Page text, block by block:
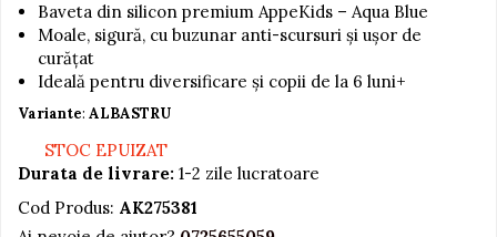
Covorase de dans
Creative
Fotolii gonflabile
Jocuri de indemanare
Baveta din silicon premium AppeKids – Aqua Blue
Moale, sigură, cu buzunar anti-scursuri și ușor de
curățat
Ideală pentru diversificare și copii de la 6 luni+
Variante: ALBASTRU
STOC EPUIZAT
Durata de livrare: 1-2 zile lucratoare
Cod Produs: AK275381